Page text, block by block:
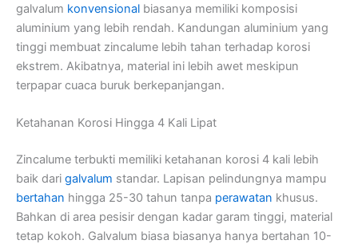
galvalum konvensional biasanya memiliki komposisi
aluminium yang lebih rendah. Kandungan aluminium yang
tinggi membuat zincalume lebih tahan terhadap korosi
ekstrem. Akibatnya, material ini lebih awet meskipun
terpapar cuaca buruk berkepanjangan.
Ketahanan Korosi Hingga 4 Kali Lipat
Zincalume terbukti memiliki ketahanan korosi 4 kali lebih
baik dari galvalum standar. Lapisan pelindungnya mampu
bertahan hingga 25-30 tahun tanpa perawatan khusus.
Bahkan di area pesisir dengan kadar garam tinggi, material
tetap kokoh. Galvalum biasa biasanya hanya bertahan 10-